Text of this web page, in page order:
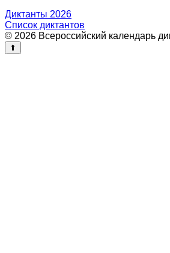
Диктанты 2026
Список диктантов
© 2026 Всероссийский календарь